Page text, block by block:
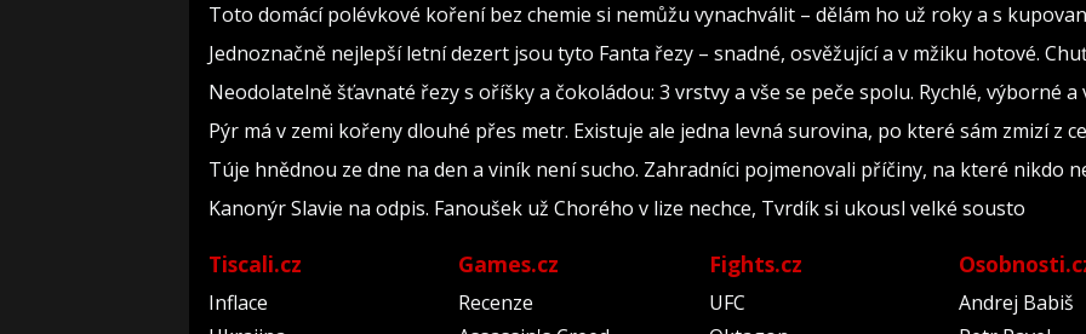
Toto domácí polévkové koření bez chemie si nemůžu vynachválit – dělám ho už roky a s
Jednoznačně nejlepší letní dezert jsou tyto Fanta řezy – snadné, osvěžující a v mžiku hotové.
Neodolatelně šťavnaté řezy s oříšky a čokoládou: 3 vrstvy a vše se peče spolu. Rychlé, výborné a
Pýr má v zemi kořeny dlouhé přes metr. Existuje ale jedna levná surovina, po které sám zmizí z
Túje hnědnou ze dne na den a viník není sucho. Zahradníci pojmenovali příčiny, na které nikdo
Kanonýr Slavie na odpis. Fanoušek už Chorého v lize nechce, Tvrdík si ukousl velké sousto
Tiscali.cz
Inflace
Games.cz
Recenze
Fights.cz
UFC
Andrej Babiš